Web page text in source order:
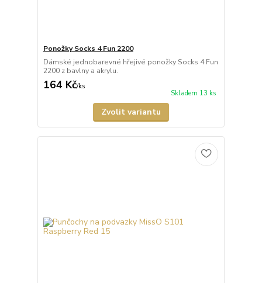
Ponožky Socks 4 Fun 2200
Dámské jednobarevné hřejivé ponožky Socks 4 Fun
2200 z bavlny a akrylu.
164 Kč/ks
Skladem 13 ks
Zvolit variantu